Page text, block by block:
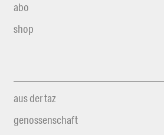
abo
shop
aus der taz
genossenschaft